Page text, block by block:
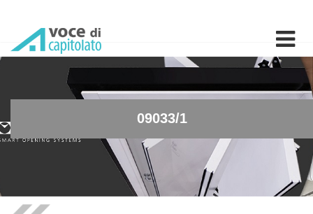
09033/1